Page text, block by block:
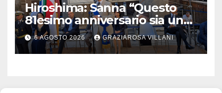
Hiroshima: Sanna “Questo
81esimo anniversario sia un
monito per tutti”
6 AGOSTO 2026 GRAZIAROSA VILLANI